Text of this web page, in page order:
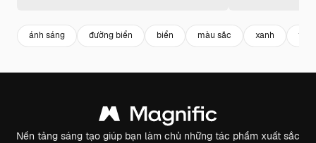
ánh sáng đường biển biển màu sắc xanh
Nền tảng sáng tạo giúp bạn làm chủ những tác phẩm xuất sắc